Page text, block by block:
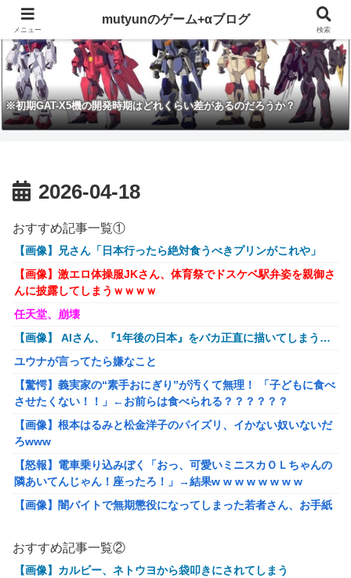
※初期GAT-X5機の開発時期はどれくらい差があるのだろうか？
2026-04-18
おすすめ記事一覧①
【画像】兄さん「日本行ったら絶対食うべきプリンがこれや」
【画像】激エロ体操服JKさん、体育祭でドスケベ駅弁姿を親御さ
んに披露してしまうｗｗｗｗ
任天堂、崩壊
【画像】 AIさん、『1年後の日本』をバカ正直に描いてしまう…
ユウナが言ってたら嫌なこと
【驚愕】義実家の“素手おにぎり”が汚くて無理！ 「子どもに食べ
させたくない！！」←お前らは食べられる？？？？？？
【画像】根本はるみと松金洋子のパイズリ、イかない奴いないだ
ろwww
【怒報】電車乗り込みぼく「おっ、可愛いミニスカＯＬちゃんの
隣あいてんじゃん！座ったろ！」→結果w w w w w w w w
【画像】闇バイトで無期懲役になってしまった若者さん、お手紙
【画像】 鬼滅のお色気シーン、親御さんがびっくりしてしまう
おすすめ記事一覧②
【画像】カルビー、ネトウヨから袋叩きにされてしまう
メニュー
mutyunのゲーム+αブログ
検索